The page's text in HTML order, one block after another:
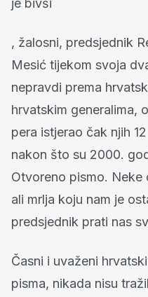
, žalosni, predsjednik
Mesić tijekom svoja
nepravdi prema
hrvatskim generalima,
pera istjerao čak njih
nakon što su 2000.
Otvoreno pismo. Neke
ali mrlja koju nam je
predsjednik prati nas
Časni i uvaženi
pisma, nikada nisu